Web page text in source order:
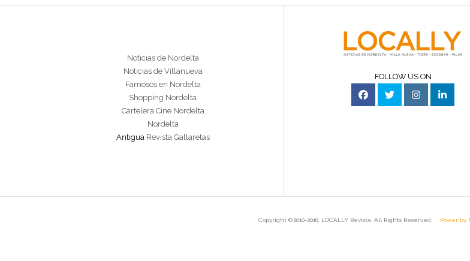
Noticias de Nordelta
Noticias de Villanueva
Famosos en Nordelta
Shopping Nordelta
Cartelera Cine Nordelta
Nordelta
Antigua Revista Gallaretas
FOLLOW US ON
Copyright ©2010-2016, LOCALLY Revista. All Rights Reserved. Power